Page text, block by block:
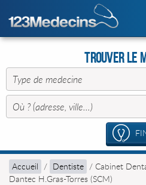
Trouver le
Accueil / Dentiste / Cabinet
Dantec H.Gras-Torres (SCM)